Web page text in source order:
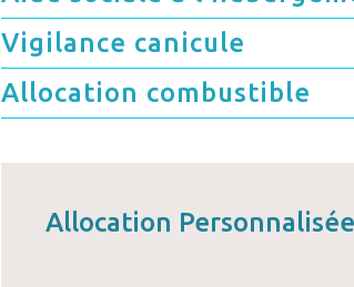
Vigilance canicule
Allocation combustible
Allocation